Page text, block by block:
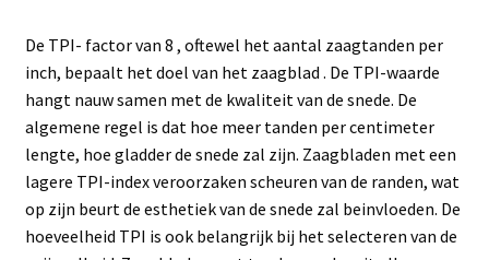
De TPI- factor van 8 , oftewel het aantal zaagtanden per
inch, bepaalt het doel van het zaagblad . De TPI-waarde
hangt nauw samen met de kwaliteit van de snede. De
algemene regel is dat hoe meer tanden per centimeter
lengte, hoe gladder de snede zal zijn. Zaagbladen met een
lagere TPI-index veroorzaken scheuren van de randen, wat
op zijn beurt de esthetiek van de snede zal beinvloeden. De
hoeveelheid TPI is ook belangrijk bij het selecteren van de